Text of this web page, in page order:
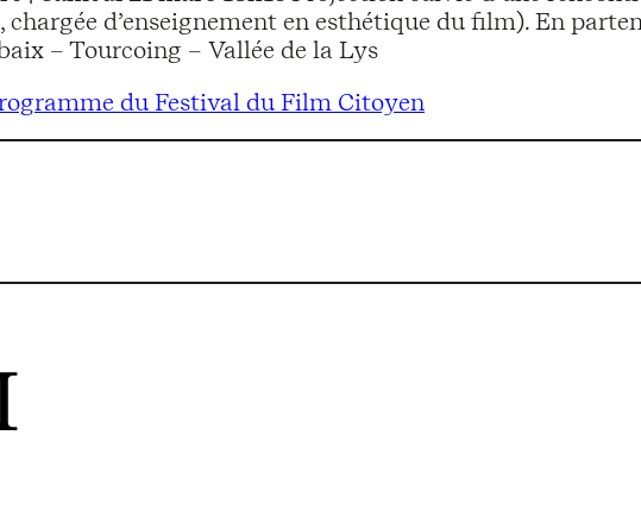
chargée d’enseignement en esthétique du film). En
– Tourcoing – Vallée de la Lys
du Festival du Film Citoyen